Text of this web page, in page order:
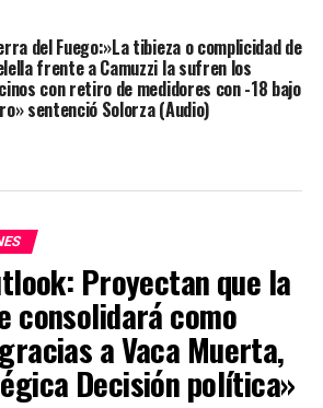
del Fuego:»La tibieza o complicidad de
frente a Camuzzi la sufren los
con retiro de medidores con -18 bajo
sentenció Solorza (Audio)
Proyectan que la
consolidará como
a Vaca Muerta,
Decisión política»